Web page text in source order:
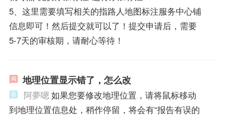
5、这里需要填写相关的指路人地图标注服务中心铺
信息即可！然后提交就可以了！提交申请后，需要
5-7天的审核期，请耐心等待！
地理位置显示错了，怎么改
阿夢嗯 如果您要修改地理位置，请将鼠标移动
到地理位置信息处，稍作停留，将会有“报告有误的